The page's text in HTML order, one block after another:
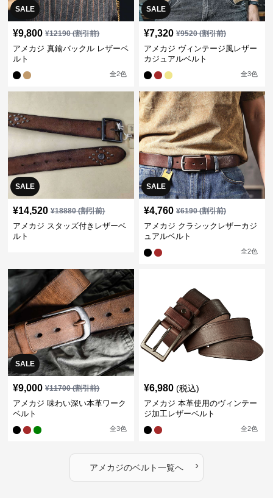
SALE
¥9,800 ¥12190(割引前)
アメカジ 真鍮バックル レザーベ
ルト
全2色
SALE
¥7,320 ¥9520(割引前)
アメカジ ヴィンテージ風レザー
カジュアルベルト
全3色
SALE
¥14,520 ¥18880(割引前)
アメカジ スタッズ付きレザーベ
ルト
SALE
¥4,760 ¥6190(割引前)
アメカジ クラシックレザーカジ
ュアルベルト
全2色
SALE
¥9,000 ¥11700(割引前)
アメカジ 味わい深い本革ワーク
ベルト
全3色
¥6,980 (税込)
アメカジ 本革使用のヴィンテー
ジ加工レザーベルト
全2色
アメカジのベルト一覧へ ›